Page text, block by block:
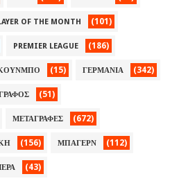
OF THE MONTH (101)
PREMIER LEAGUE (186)
(15) ΓΕΡΜΑΝΙΑ (342)
(51)
ΜΕΤΑΓΡΑΦΕΣ (672)
(156) ΜΠΑΓΕΡΝ (112)
(43)